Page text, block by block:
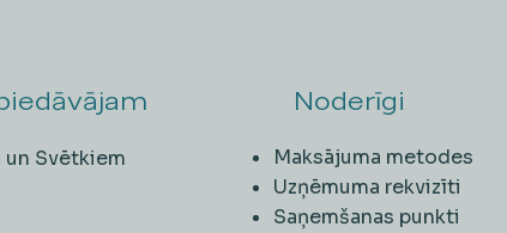
un Svētkiem
Noderīgi
Maksājuma metodes
Uzņēmuma rekvizīti
Saņemšanas punkti